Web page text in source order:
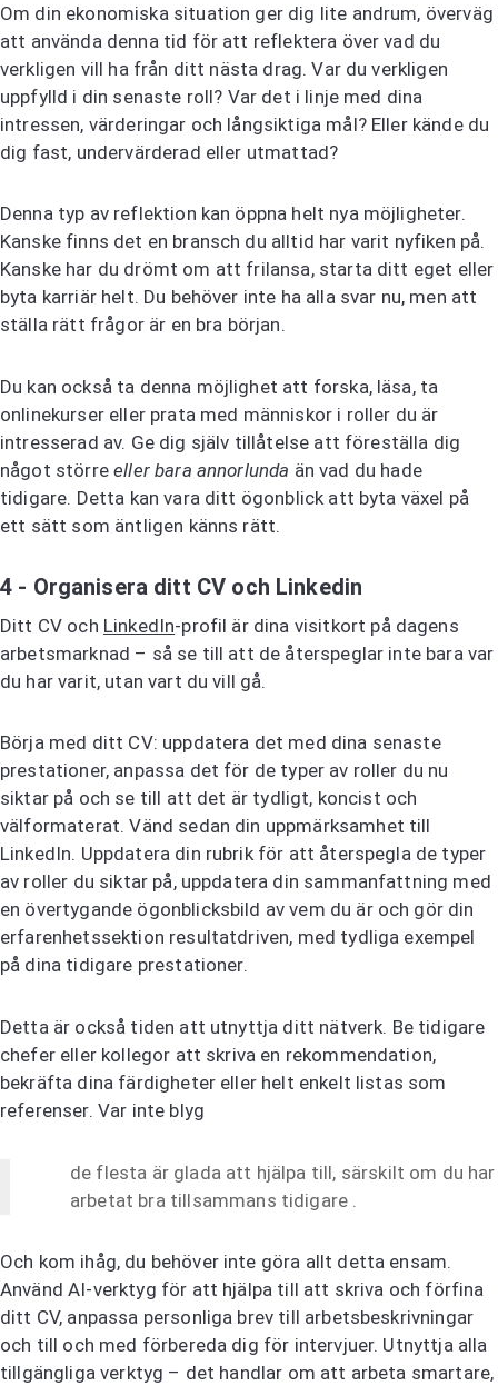
Om din ekonomiska situation ger dig lite andrum, överväg
att använda denna tid för att reflektera över vad du
verkligen vill ha från ditt nästa drag. Var du verkligen
uppfylld i din senaste roll? Var det i linje med dina
intressen, värderingar och långsiktiga mål? Eller kände du
dig fast, undervärderad eller utmattad?
Denna typ av reflektion kan öppna helt nya möjligheter.
Kanske finns det en bransch du alltid har varit nyfiken på.
Kanske har du drömt om att frilansa, starta ditt eget eller
byta karriär helt. Du behöver inte ha alla svar nu, men att
ställa rätt frågor är en bra början.
Du kan också ta denna möjlighet att forska, läsa, ta
onlinekurser eller prata med människor i roller du är
intresserad av. Ge dig själv tillåtelse att föreställa dig
något störreeller bara annorlunda än vad du hade
tidigare. Detta kan vara ditt ögonblick att byta växel på
ett sätt som äntligen känns rätt.
4 - Organisera ditt CV och Linkedin
Ditt CV och LinkedIn-profil är dina visitkort på dagens
arbetsmarknad – så se till att de återspeglar inte bara var
du har varit, utan vart du vill gå.
Börja med ditt CV: uppdatera det med dina senaste
prestationer, anpassa det för de typer av roller du nu
siktar på och se till att det är tydligt, koncist och
välformaterat. Vänd sedan din uppmärksamhet till
LinkedIn. Uppdatera din rubrik för att återspegla de typer
av roller du siktar på, uppdatera din sammanfattning med
en övertygande ögonblicksbild av vem du är och gör din
erfarenhetssektion resultatdriven, med tydliga exempel
på dina tidigare prestationer.
Detta är också tiden att utnyttja ditt nätverk. Be tidigare
chefer eller kollegor att skriva en rekommendation,
bekräfta dina färdigheter eller helt enkelt listas som
referenser. Var inte blyg
de flesta är glada att hjälpa till, särskilt om du har
arbetat bra tillsammans tidigare .
Och kom ihåg, du behöver inte göra allt detta ensam.
Använd AI-verktyg för att hjälpa till att skriva och förfina
ditt CV, anpassa personliga brev till arbetsbeskrivningar
och till och med förbereda dig för intervjuer. Utnyttja alla
tillgängliga verktyg – det handlar om att arbeta smartare,